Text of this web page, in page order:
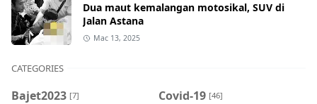
Dua maut kemalangan motosikal, SUV di
Jalan Astana
Mac 13, 2025
CATEGORIES
Bajet2023 [7] Covid-19 [46]